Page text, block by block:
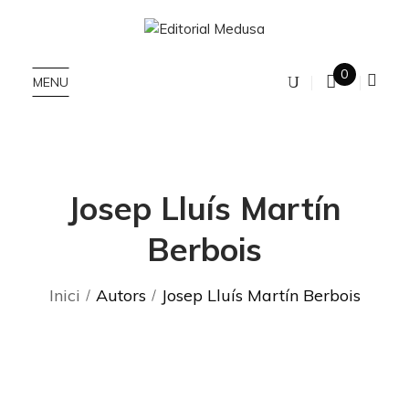
MENU 0
Josep Lluís Martín
Berbois
Inici Autors Josep Lluís Martín Berbois